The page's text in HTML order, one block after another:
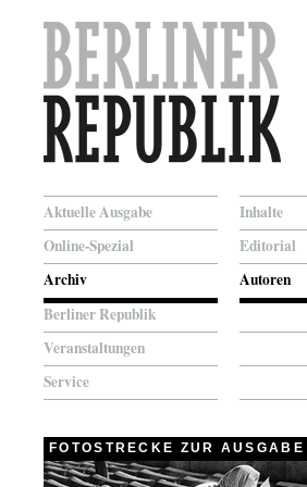
Aktuelle Ausgabe
Online-Spezial
Archiv
Berliner Republik
Veranstaltungen
Service
Inhalte
Editorial
Autoren
FOTOSTRECKE ZUR AUSGABE